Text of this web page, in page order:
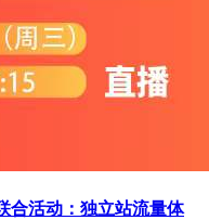
合活动：独立站流量体